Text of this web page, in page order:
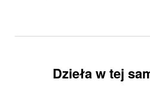
Dzieła w tej